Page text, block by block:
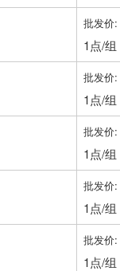
批发价:
1点/组
批发价:
1点/组
批发价:
1点/组
批发价:
1点/组
批发价:
1点/组